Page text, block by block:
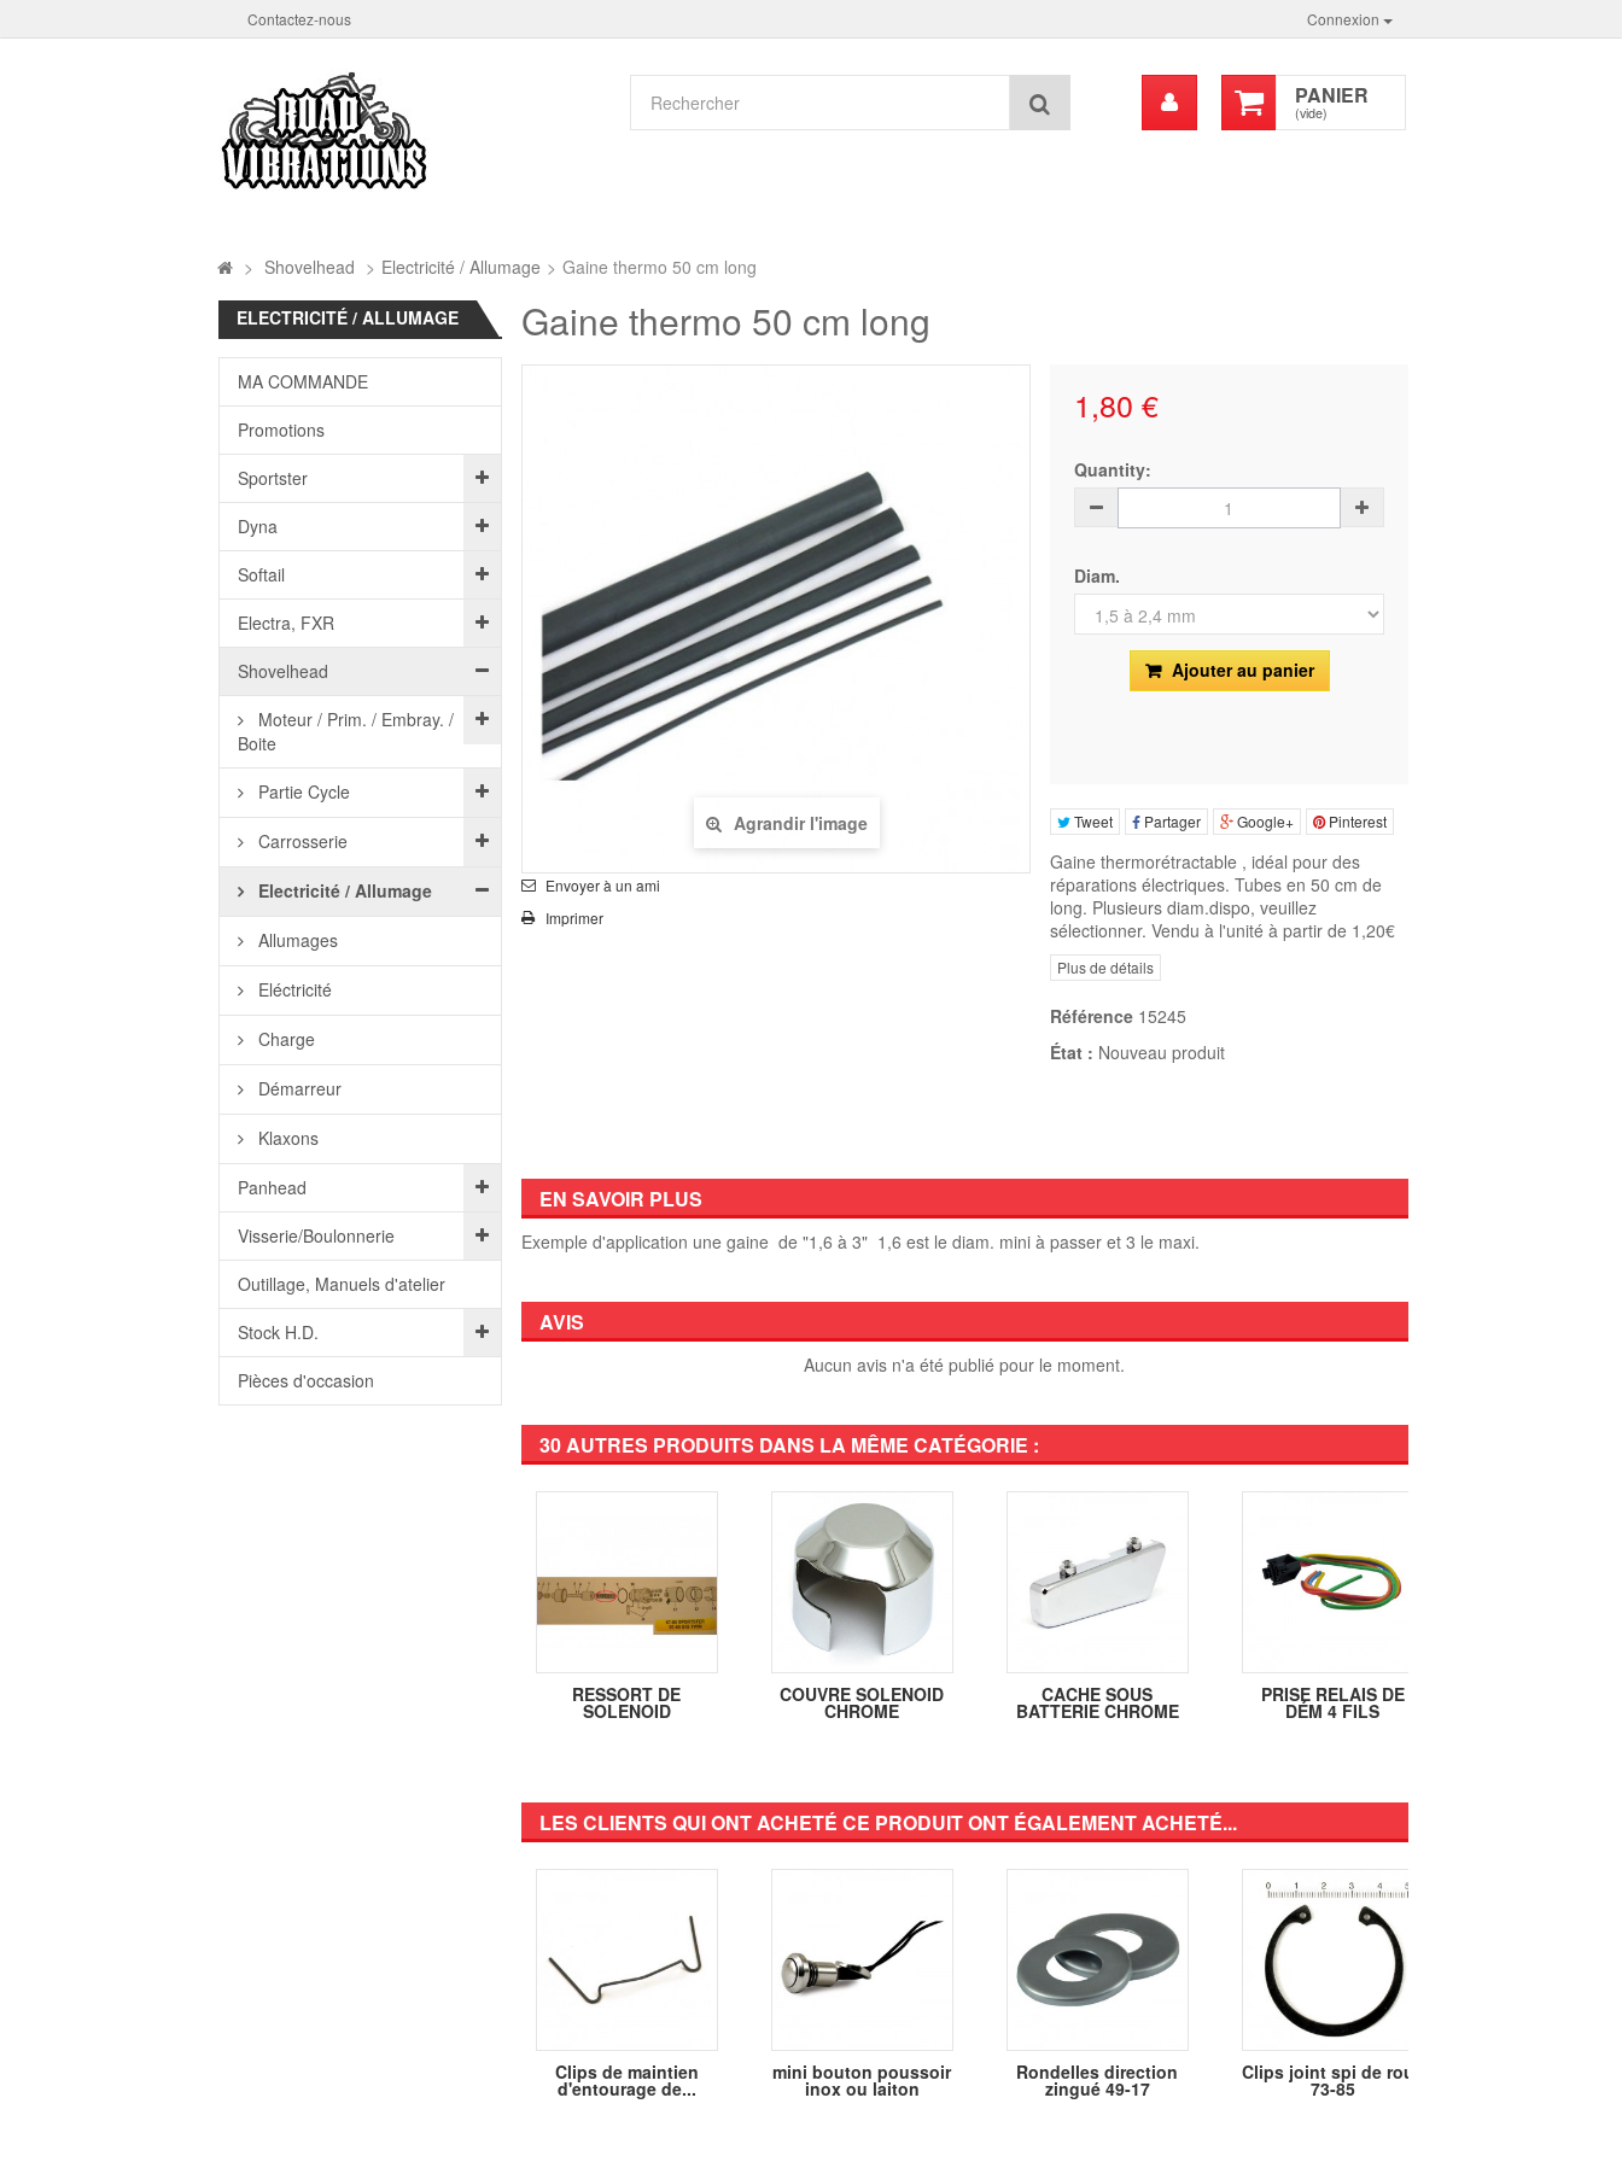
Connexion
Contactez-nous
PANIER
(vide)
Mon
compte
> Shovelhead > Electricité / Allumage > Gaine thermo 50 cm long
ELECTRICITÉ / ALLUMAGE
MA COMMANDE
Promotions
Sportster
Dyna
Softail
Electra, FXR
Shovelhead
Moteur / Prim. / Embray. /
Boite
Partie Cycle
Carrosserie
Electricité / Allumage
Allumages
Eléctricité
Charge
Démarreur
Klaxons
Panhead
Visserie/Boulonnerie
Outillage, Manuels d'atelier
Stock H.D.
Pièces d'occasion
Gaine thermo 50 cm long
Agrandir l'image
Envoyer à un ami
Imprimer
1,80 €
Quantity:
Diam.
Ajouter au panier
Tweet Partager Google+ Pinterest
Gaine thermorétractable , idéal pour des
réparations électriques. Tubes en 50 cm de
long. Plusieurs diam.dispo, veuillez
sélectionner. Vendu à l'unité à partir de 1,20€
Plus de détails
Référence 15245
État : Nouveau produit
EN SAVOIR PLUS
Exemple d'application une gaine de "1,6 à 3" 1,6 est le diam. mini à passer et 3 le maxi.
AVIS
Aucun avis n'a été publié pour le moment.
30 AUTRES PRODUITS DANS LA MÊME CATÉGORIE :
RESSORT DE
SOLENOID
COUVRE SOLENOID
CHROME
CACHE SOUS
BATTERIE CHROME
PRISE RELAIS DE
DÉM 4 FILS
LES CLIENTS QUI ONT ACHETÉ CE PRODUIT ONT ÉGALEMENT ACHETÉ...
Clips de maintien
d'entourage de...
mini bouton poussoir
inox ou laiton
Rondelles direction
zingué 49-17
Clips joint spi de roue
73-85